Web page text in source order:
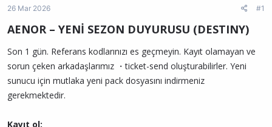
ş
a
a
r
h
t
26 Mar 2026 #1
AENOR – YENİ SEZON DUYURUSU (DESTINY)
Son 1 gün. Referans kodlarınızı es geçmeyin. Kayıt olamayan ve
sorun çeken arkadaşlarımız ⁠・ticket-send oluşturabilirler. Yeni
sunucu için mutlaka yeni pack dosyasını indirmeniz
gerekmektedir.
Kayıt ol: